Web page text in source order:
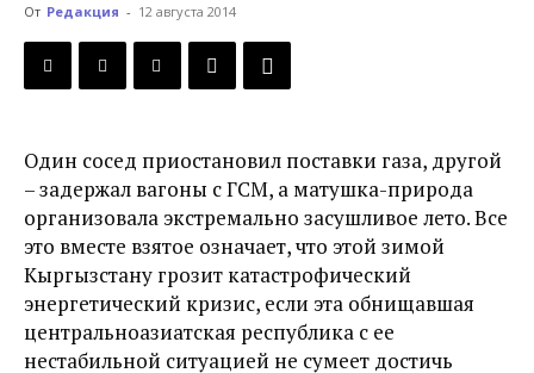
Кыргызстана
От Редакция - 12 августа 2014
Один сосед приостановил поставки газа, другой
– задержал вагоны с ГСМ, а матушка-природа
организовала экстремально засушливое лето. Все
это вместе взятое означает, что этой зимой
Кыргызстану грозит катастрофический
энергетический кризис, если эта обнищавшая
центральноазиатская республика с ее
нестабильной ситуацией не сумеет достичь